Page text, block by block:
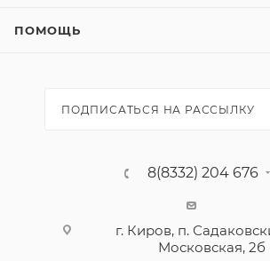
ПОМОЩЬ
ПОДПИСАТЬСЯ НА РАССЫЛКУ
8(8332) 204 676
г. Киров, п.
Московская, 2б